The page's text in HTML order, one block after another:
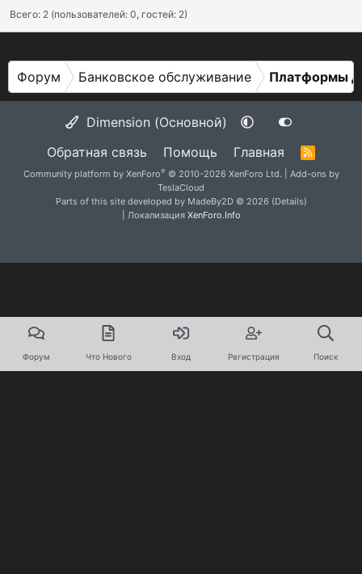
Всего: 2 (пользователей: 0, гостей: 2)
Форум Банковское обслуживание Платформы
Dimension (Основной)
Обратная связь
Помощь Главная
S
Community platform by XenForo® © 2010-2026 XenForo Ltd.
Add-ons by
TeslaCloud
Parts of this site developed by MadeBy2D © 2026 (Details)
| Локализация XenForo.Info
Форум Что Нового Вход Регистрация Поиск